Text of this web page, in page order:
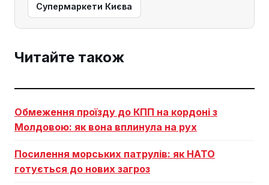
Супермаркети Києва
Читайте також
Обмеження проїзду до КПП на кордоні з
Молдовою: як вона вплинула на рух
Посилення морських патрулів: як НАТО
готується до нових загроз